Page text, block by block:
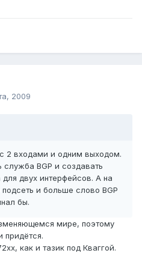
2009
2 входами и одним выходом.
служба BGP и создавать
двух интерфейсов. А на
и больше слово BGP
бы.
мире, поэтому
придётся.
как и тазик под Кваггой.